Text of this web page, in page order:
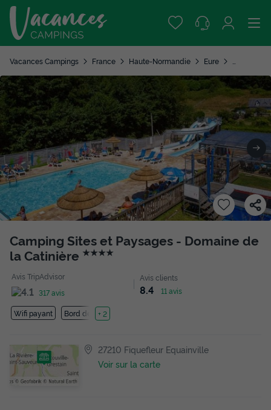
Vacances Campings France Haute-Normandie Eure
Camping Sites et Paysages - Domaine de
la Catinière ★★★★
Avis TripAdvisor
317 avis
Avis clients
8.4 11 avis
Wifi payant Bord de mer
+ 2
27210 Fiquefleur Equainville
Voir sur la carte